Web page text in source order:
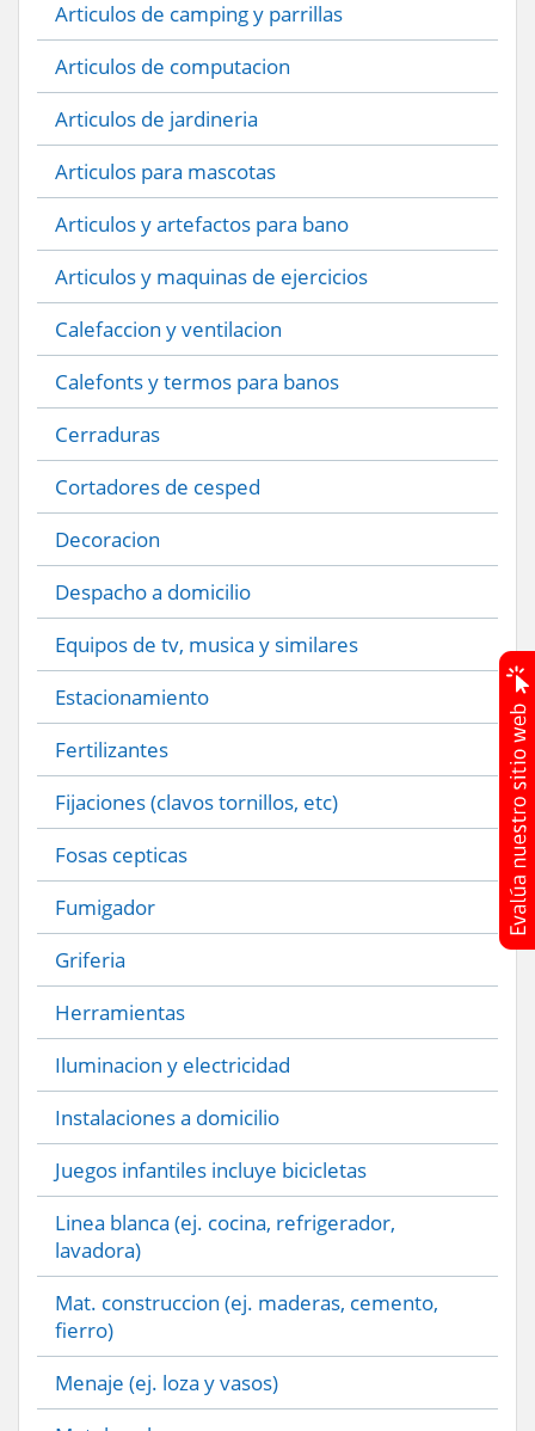
Articulos de camping y parrillas
Articulos de computacion
Articulos de jardineria
Articulos para mascotas
Articulos y artefactos para bano
Articulos y maquinas de ejercicios
Calefaccion y ventilacion
Calefonts y termos para banos
Cerraduras
Cortadores de cesped
Decoracion
Despacho a domicilio
Equipos de tv, musica y similares
Estacionamiento
Fertilizantes
Fijaciones (clavos tornillos, etc)
Fosas cepticas
Fumigador
Griferia
Herramientas
Iluminacion y electricidad
Instalaciones a domicilio
Juegos infantiles incluye bicicletas
Linea blanca (ej. cocina, refrigerador,
lavadora)
Mat. construccion (ej. maderas, cemento,
fierro)
Menaje (ej. loza y vasos)